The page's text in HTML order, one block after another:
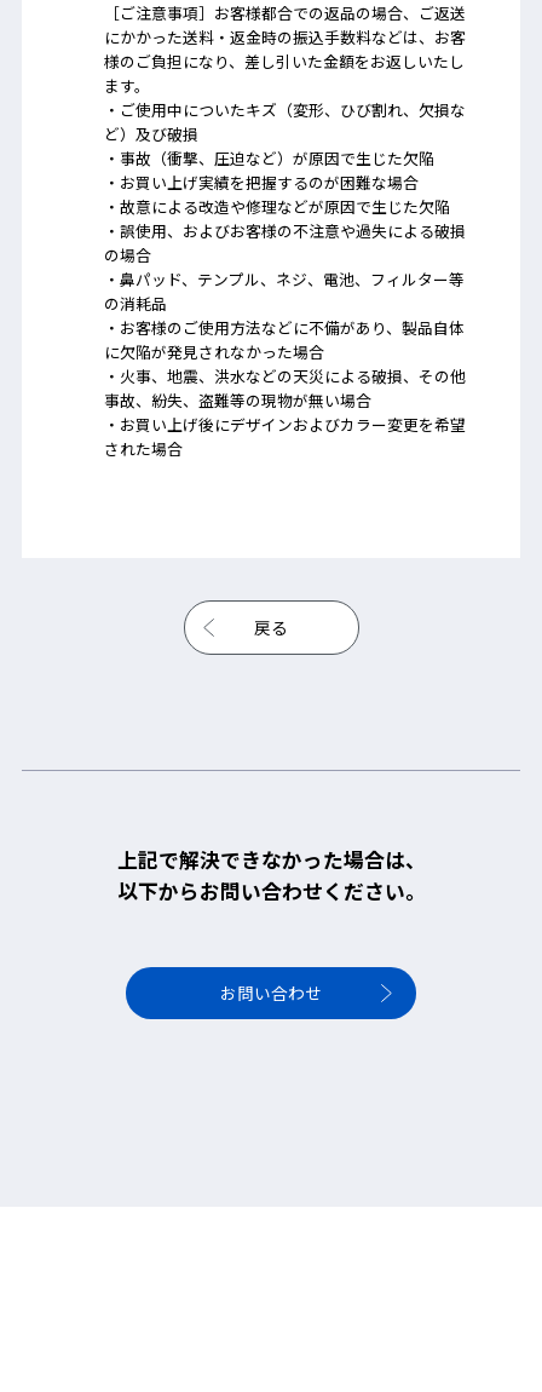
［ご注意事項］お客様都合での返品の場合、ご返送
にかかった送料・返金時の振込手数料などは、お客
様のご負担になり、差し引いた金額をお返しいたし
ます。
・ご使用中についたキズ（変形、ひび割れ、欠損な
ど）及び破損
・事故（衝撃、圧迫など）が原因で生じた欠陥
・お買い上げ実績を把握するのが困難な場合
・故意による改造や修理などが原因で生じた欠陥
・誤使用、およびお客様の不注意や過失による破損
の場合
・鼻パッド、テンプル、ネジ、電池、フィルター等
の消耗品
・お客様のご使用方法などに不備があり、製品自体
に欠陥が発見されなかった場合
・火事、地震、洪水などの天災による破損、その他
事故、紛失、盗難等の現物が無い場合
・お買い上げ後にデザインおよびカラー変更を希望
された場合
戻る
上記で解決できなかった場合は、
以下からお問い合わせください。
お問い合わせ